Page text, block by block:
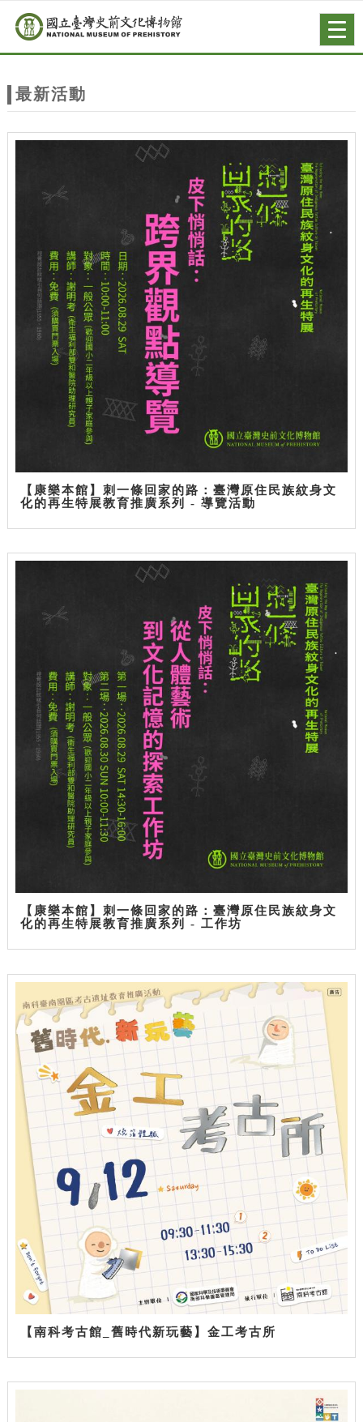
站
主
跳到主要內容
網站導覽
最新活動
【康樂本館】刺一條回家的路：臺灣原住民族紋身文
化的再生特展教育推廣系列 - 導覽活動
【康樂本館】刺一條回家的路：臺灣原住民族紋身文
化的再生特展教育推廣系列 - 工作坊
【南科考古館_舊時代新玩藝】金工考古所